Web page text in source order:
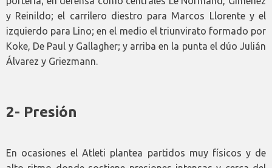
y Reinildo; el carrilero diestro para Marcos Llorente y el
izquierdo para Lino; en el medio el triunvirato formado por
Koke, De Paul y Gallagher; y arriba en la punta el dúo Julián
Álvarez y Griezmann.
2- Presión
En ocasiones el Atleti plantea partidos muy físicos y de